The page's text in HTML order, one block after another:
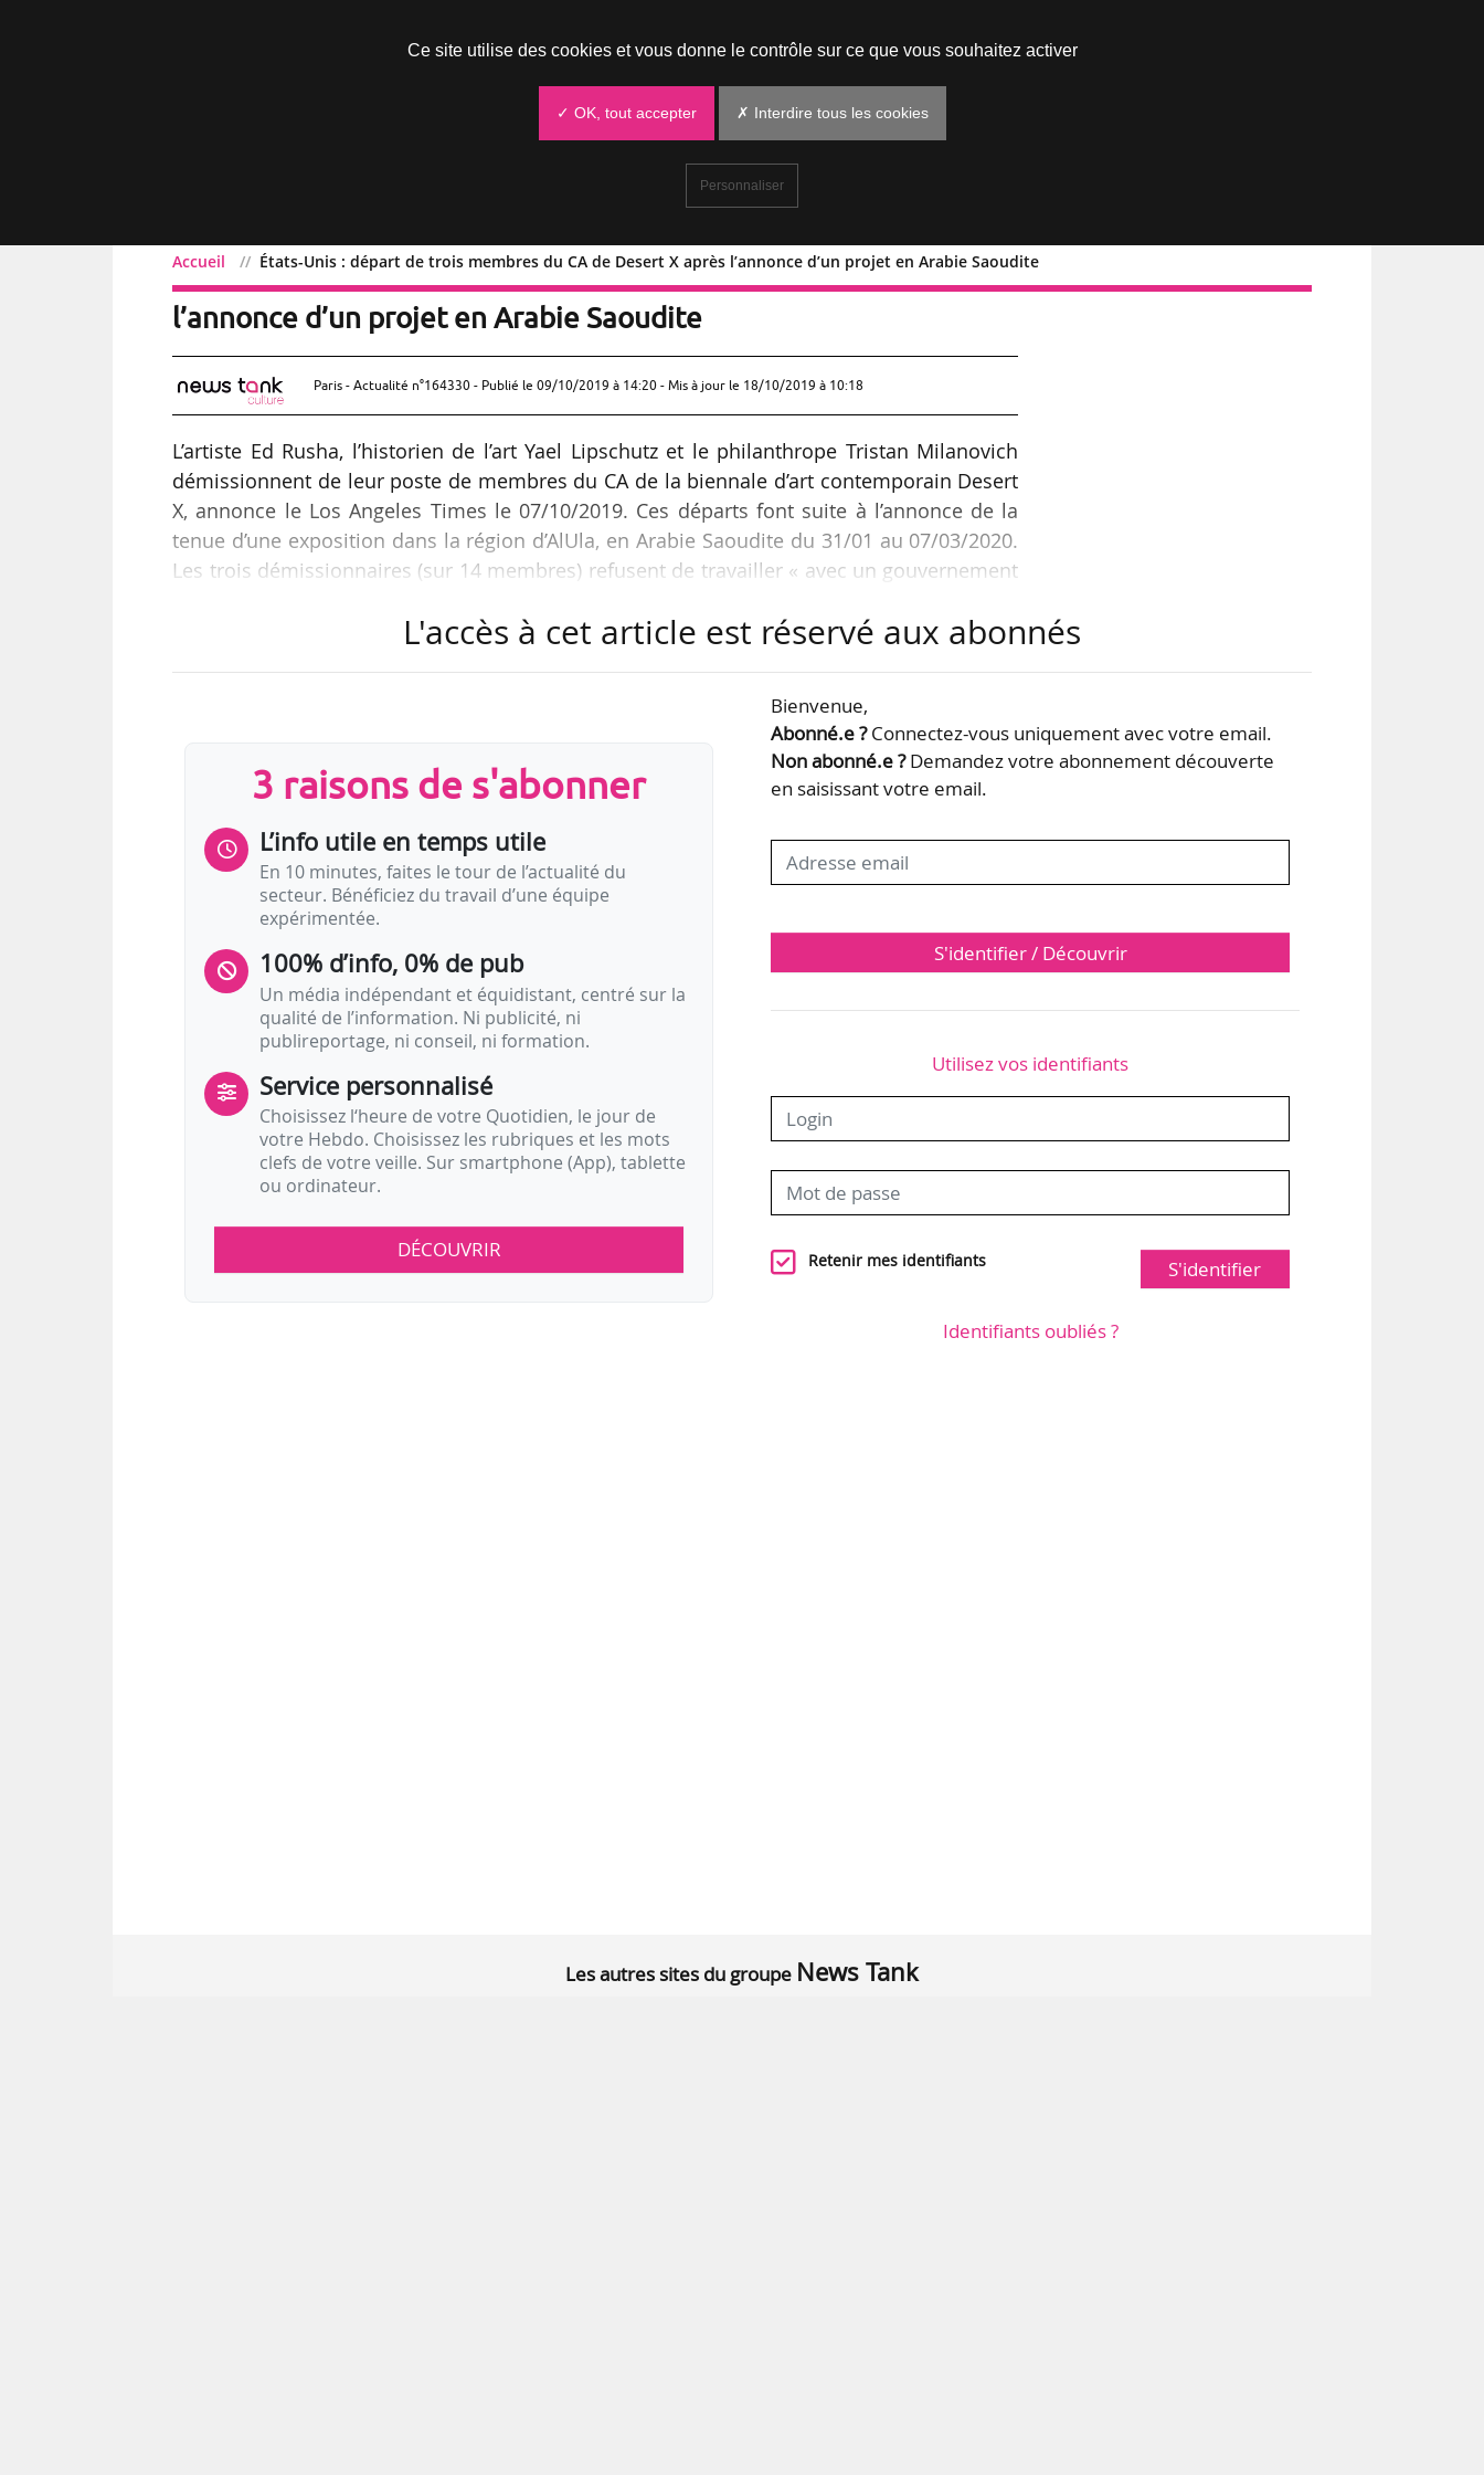
Accueil États-Unis : départ de trois membres du CA de Desert X après l’annonce d’un projet en Arabie Saoudite
États-Unis : départ de trois membres du CA de Desert X après
l’annonce d’un projet en Arabie Saoudite
Paris - Actualité n°164330 - Publié le 09/10/2019 à 14:20- Mis à jour le 18/10/2019 à 10:18
L’artiste Ed Rusha, l’historien de l’art Yael Lipschutz et le philanthrope Tristan Milanovich
démissionnent de leur poste de membres du CA de la biennale d’art contemporain Desert
X, annonce le Los Angeles Times le 07/10/2019. Ces départs font suite à l’annonce de la
tenue d’une exposition dans la région d’AlUla, en Arabie Saoudite du 31/01 au 07/03/2020.
Les trois démissionnaires (sur 14 membres) refusent de travailler « avec un gouvernement
« en fonction du paysage et des conditions désertiques » par des artistes saoudiens et
internationaux. Le commissariat est assuré par Neville Wakefield…
L'accès à cet article est réservé aux abonnés
3 raisons de s'abonner
L’info utile en temps utile
En 10 minutes, faites le tour de l’actualité du
secteur. Bénéficiez du travail d’une équipe
expérimentée.
100% d’info, 0% de pub
Un média indépendant et équidistant, centré sur la
qualité de l’information. Ni publicité, ni
publireportage, ni conseil, ni formation.
Service personnalisé
Choisissez l‘heure de votre Quotidien, le jour de
votre Hebdo. Choisissez les rubriques et les mots
clefs de votre veille. Sur smartphone (App), tablette
ou ordinateur.
DÉCOUVRIR
Bienvenue,
Abonné.e ?Connectez-vous uniquement avec votre email.
Non abonné.e ?Demandez votre abonnement découverte
en saisissant votre email.
S'identifier / Découvrir
Utilisez vos identifiants
Retenir mes identifiants S'identifier
Identifiants oubliés ?
Les autres sites du groupe News Tank
Ce site utilise des cookies et vous donne le contrôle sur ce que vous souhaitez activer
✓ OK, tout accepter ✗ Interdire tous les cookies
Personnaliser